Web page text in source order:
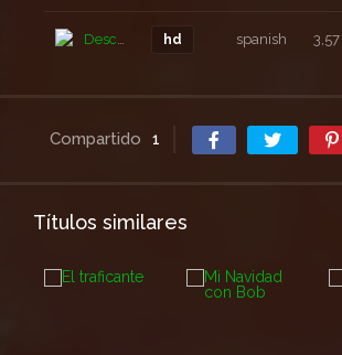
Descarga hd spanish 3,57
Compartido 1
Títulos similares